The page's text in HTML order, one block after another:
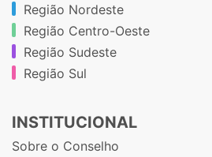
Região Nordeste
Região Centro-Oeste
Região Sudeste
Região Sul
INSTITUCIONAL
Sobre o Conselho